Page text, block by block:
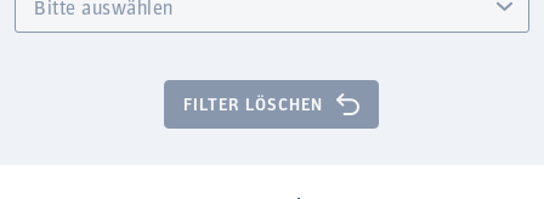
FILTER LÖSCHEN